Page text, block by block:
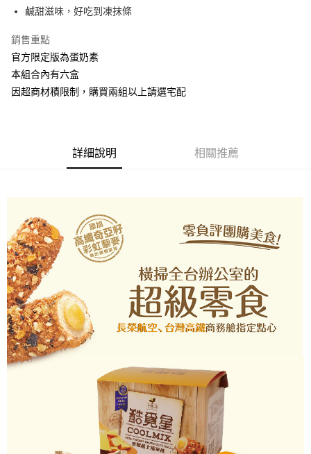
Google Pay
AFTEE先享後付
相關說明
【關於「AFTEE先享後付」】
AFTEE先享後付是「在收到商品之後才付款」的支付方式。 讓您購物簡單
便利好安心！
【「AFTEE先享後付」結帳流程】
ATM／網路銀行／等多元方式進行付款，方視為交易完成。
※ 請注意：結帳手續完成當下不需立刻繳費，但若您需要取消訂單，請聯絡
購買商品的店家。未經商家同意取消之訂單仍視為有效，需透過AFTEE先享
後付繳納相關費用。
※ 交易是否成功請以「AFTEE先享後付 」之結帳頁面顯示為準，若有關於
是否繳費成功／繳費後需取消欲退款等相關疑問，請聯繫「AFTEE先享後付
客戶支援中心」https://netprotections.freshdesk.com/support/home
【注意事項】
１．透過由恩沛科技股份有限公司提供之「AFTEE先享後付」服務完成之交
易，需依本服務之必要範圍內提供個人資料，並將交易相關給付款項請求債
權轉讓予恩沛科技股份有限公司。
２．關於個人資料處理事宜，請瀏覽以下網址：
https://aftee.tw/terms/#terms3
３．未成年的使用者請事先徵得法定代理人或監護人之同意方可使用
「AFTEE先享後付」，若未經同意申辦者引起之損失，本公司不負相關責
４．使用「AFTEE先享後付」時，將依據個別帳號之用戶狀況，依本公司即
時審查核予不同之上限額度；若仍有額度不足之情形，本公司將視審查結果
每筆NT$90，滿NT$1,200(含以上)免運費
宅配(新竹貨運)
每筆NT$120，滿NT$1,099(含以上)免運費
離島宅配(郵局)
每筆NT$180，滿NT$1,799(含以上)免運費
鹹甜滋味，好吃到凍抹條
銷售重點
官方限定版為蛋奶素
本組合內有六盒
因超商材積限制，購買兩組以上請選宅配
詳細說明 相關推薦